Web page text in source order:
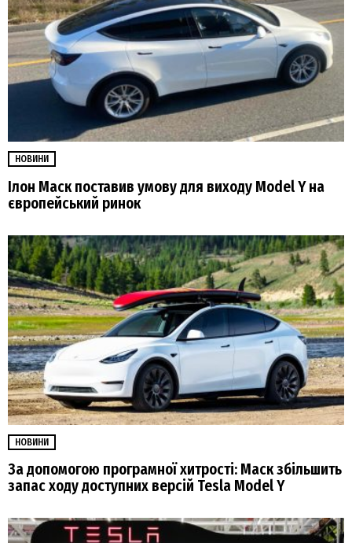
НОВИНИ
Ілон Маск поставив умову для виходу Model Y на
європейський ринок
НОВИНИ
За допомогою програмної хитрості: Маск збільшить
запас ходу доступних версій Tesla Model Y